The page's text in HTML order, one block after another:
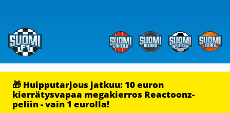
🎁 Huipputarjous jatkuu: 10 euron
kierrätysvapaa megakierros Reactoonz-
peliin - vain 1 eurolla!